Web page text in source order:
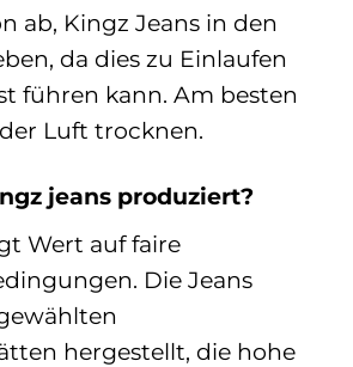
ab, Kingz Jeans in den
da dies zu Einlaufen
führen kann. Am besten
Luft trocknen.
jeans produziert?
Wert auf faire
Die Jeans
hergestellt, die hohe